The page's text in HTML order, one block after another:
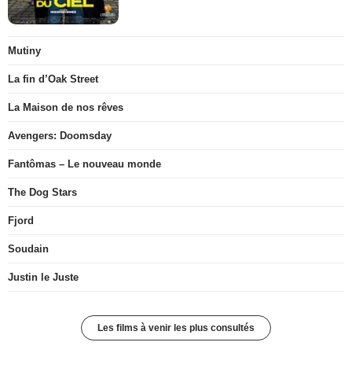
Mutiny
La fin d’Oak Street
La Maison de nos rêves
Avengers: Doomsday
Fantômas – Le nouveau monde
The Dog Stars
Fjord
Soudain
Justin le Juste
Les films à venir les plus consultés